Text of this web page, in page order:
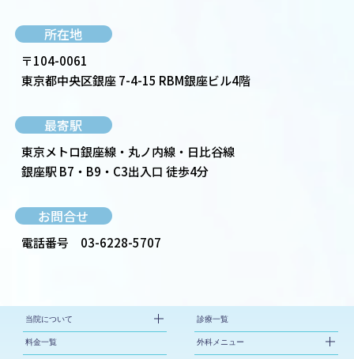
所在地
〒104-0061
東京都中央区銀座 7-4-15 RBM銀座ビル4階
最寄駅
東京メトロ銀座線・丸ノ内線・日比谷線
銀座駅 B7・B9・C3出入口 徒歩4分
お問合せ
電話番号 03-6228-5707
当院について
料金一覧
診療一覧
外科メニュー